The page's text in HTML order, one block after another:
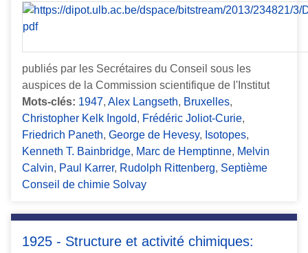
publiés par les Secrétaires du Conseil sous les
auspices de la Commission scientifique de l'Institut
Mots-clés: 1947, Alex Langseth, Bruxelles,
Christopher Kelk Ingold, Frédéric Joliot-Curie,
Friedrich Paneth, George de Hevesy, Isotopes,
Kenneth T. Bainbridge, Marc de Hemptinne, Melvin
Calvin, Paul Karrer, Rudolph Rittenberg, Septième
Conseil de chimie Solvay
1925 - Structure et activité chimiques: